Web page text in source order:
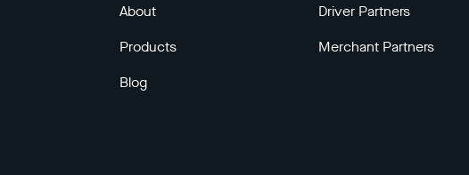
About
Products
Blog
Driver Partners
Merchant Partners